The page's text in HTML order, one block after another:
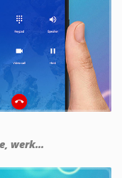
werk...